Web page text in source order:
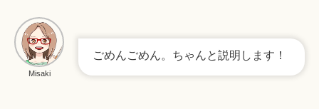
Misaki
ごめんごめん。ちゃんと説明します！